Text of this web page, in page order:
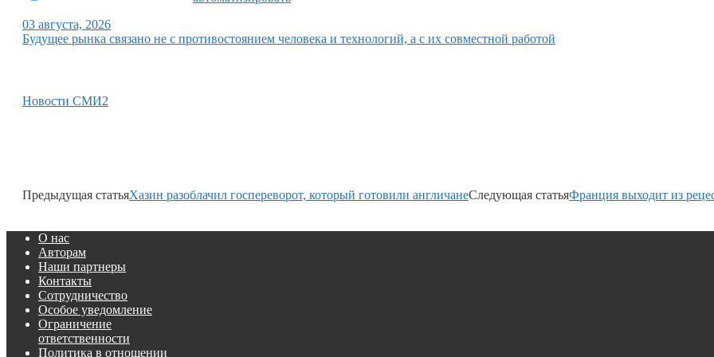
03 августа, 2026
Будущее рынка связано не с противостоянием человека и технологий, а с их совместной работой
Новости СМИ2
Предыдущая статьяХазин разоблачил госпереворот, который готовили англичанеСледующая статьяФранция выходит из
О нас
Авторам
Наши партнеры
Контакты
Сотрудничество
Особое уведомление
Ограничение
ответственности
Политика в отношении